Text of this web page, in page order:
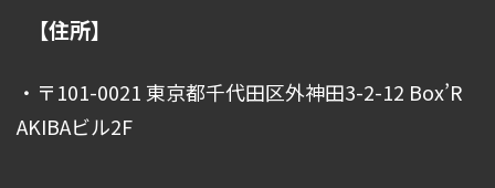
【住所】
・〒101-0021 東京都千代田区外神田3-2-12 Box’R
AKIBAビル2F